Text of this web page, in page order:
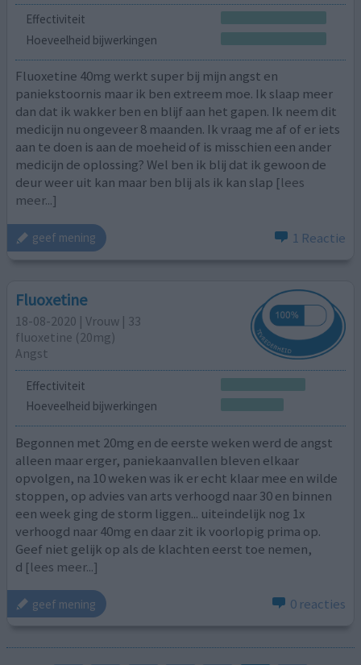
Effectiviteit
Hoeveelheid bijwerkingen
Fluoxetine 40mg werkt super bij mijn angst en
paniekstoornis maar ik ben extreem moe. Ik slaap meer
dan dat ik wakker ben en blijf aan het gapen. Ik neem dit
medicijn nu ongeveer 8 maanden. Ik vraag me af of er iets
aan te doen is aan de moeheid of is misschien een ander
medicijn de oplossing? Wel ben ik blij dat ik gewoon de
deur weer uit kan maar ben blij als ik kan slap [lees
meer...]
geef mening 1 Reactie
Fluoxetine
18-08-2020 | Vrouw | 33
fluoxetine (20mg)
Angst
Effectiviteit
Hoeveelheid bijwerkingen
Begonnen met 20mg en de eerste weken werd de angst
alleen maar erger, paniekaanvallen bleven elkaar
opvolgen, na 10 weken was ik er echt klaar mee en wilde
stoppen, op advies van arts verhoogd naar 30 en binnen
een week ging de storm liggen... uiteindelijk nog 1x
verhoogd naar 40mg en daar zit ik voorlopig prima op.
Geef niet gelijk op als de klachten eerst toe nemen,
d [lees meer...]
geef mening 0 reacties